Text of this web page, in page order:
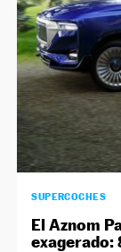
SUPERCOCHES
El Aznom
exagerado: